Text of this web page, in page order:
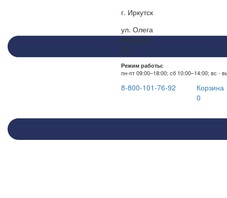
г. Иркутск
ул. Олега
Кошевого
65г
Режим работы:
пн-пт 09:00–18:00; сб 10:00–14:00; вс -
8-800-101-76-92
Корзина
0